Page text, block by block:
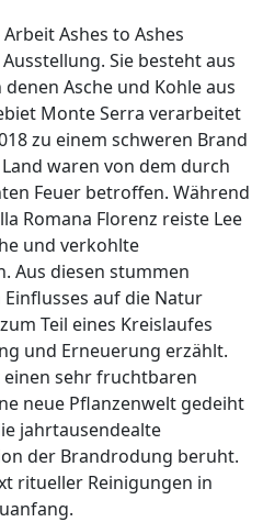
Ashes to Ashes
Sie besteht aus
Asche und Kohle aus
Monte Serra verarbeitet
zu einem schweren Brand
waren von dem durch
Feuer betroffen. Während
Romana Florenz reiste Lee
und verkohlte
Aus diesen stummen
auf die Natur
Teil eines Kreislaufes
und Erneuerung erzählt.
sehr fruchtbaren
neue Pflanzenwelt gedeiht
jahrtausendealte
der Brandrodung beruht.
ritueller Reinigungen in